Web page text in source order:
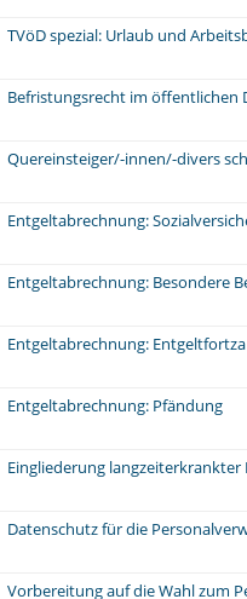
TVöD spezial: Urlaub und
Befristungsrecht im öffentlichen
Quereinsteiger/-innen/-divers
Entgeltabrechnung:
Entgeltabrechnung: Besondere
Entgeltabrechnung:
Entgeltabrechnung: Pfändung
Eingliederung
Datenschutz für die
Vorbereitung auf die Wahl zum